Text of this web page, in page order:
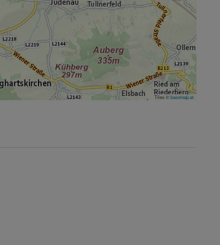
Tiles ©basemap.at